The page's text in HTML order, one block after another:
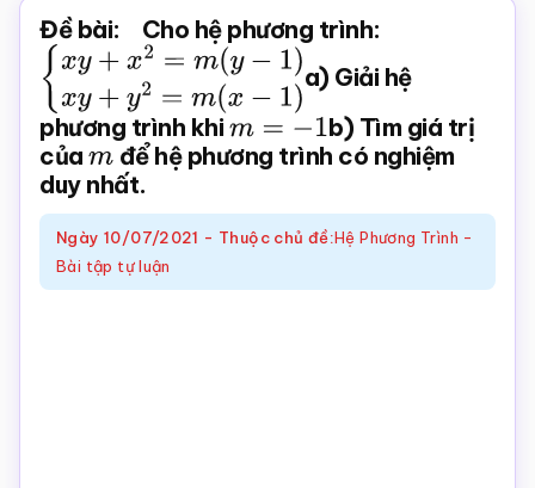
Toán,
trắc
nghiệm
Toán
online
Đề bài: Cho hệ phương trình:
{xy+ 2 =m 1)xy 2=m( x−1)
a) Giải hệ
phương trình khi m=−1
b) Tìm giá trị
của m để hệ phương trình có nghiệm
duy nhất.
Ngày 10/07/2021 - Thuộc chủ đề:Hệ Phương Trình -
Bài tập tự luận